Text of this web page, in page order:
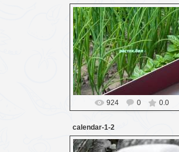
16.03.2016
Probozd
924 0 0.0
calendar-1-2